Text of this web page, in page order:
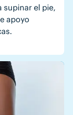
supinar el pie,
apoyo